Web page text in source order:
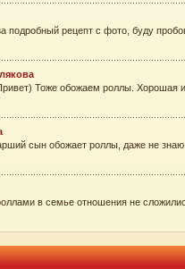
подробный рецепт с фото, буду
Тоже обожаем роллы. Хорошая
сын обожает роллы, даже не
в семье отношения не